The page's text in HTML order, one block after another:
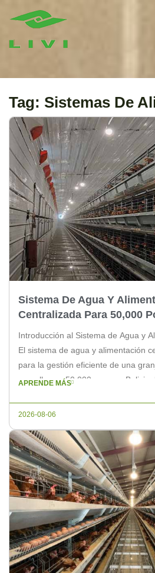
Tag: Sistemas De
Sistema De Agua Y
Centralizada Para 50,000
Introducción al Sistema de Agua y
El sistema de agua y alimentación
para la gestión eficiente de una
que alberga 50,000 aves en Bolivia.
alimentos y agua, sino que también
APRENDE MÁS
2026-08-06